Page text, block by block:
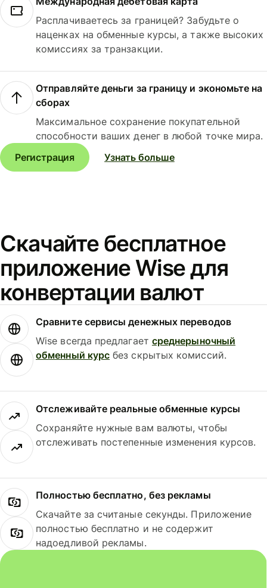
Расплачиваетесь за границей? Забудьте о
наценках на обменные курсы, а также высоких
комиссиях за транзакции.
Отправляйте деньги за границу и экономьте на
сборах
Максимальное сохранение покупательной
способности ваших денег в любой точке мира.
Регистрация
Узнать больше
Скачайте бесплатное
приложение Wise для
конвертации валют
Сравните сервисы денежных переводов
Wise всегда предлагает среднерыночный
обменный курс без скрытых комиссий.
Отслеживайте реальные обменные курсы
Сохраняйте нужные вам валюты, чтобы
отслеживать постепенные изменения курсов.
Полностью бесплатно, без рекламы
Скачайте за считаные секунды. Приложение
полностью бесплатно и не содержит
надоедливой рекламы.